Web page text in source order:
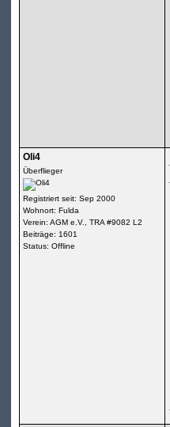
Oli4
Überflieger
Registriert seit: Sep 2000
Wohnort: Fulda
Verein: AGM e.V., TRA #9082 L2
Beiträge: 1601
Status: Offline